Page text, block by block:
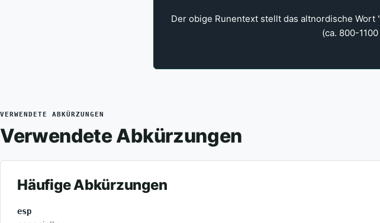
Der obige Runentext stellt das altnordische
(ca. 800-
VERWENDETE ABKÜRZUNGEN
Verwendete Abkürzungen
Häufige Abkürzungen
esp